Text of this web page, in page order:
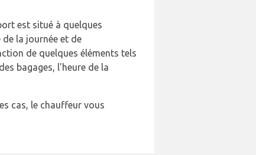
est situé à quelques
la journée et de
de quelques éléments tels
bagages, l'heure de la
cas, le chauffeur vous